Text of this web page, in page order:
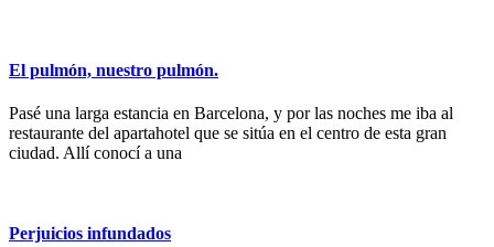
El pulmón, nuestro pulmón.
Pasé una larga estancia en Barcelona, y por las noches me iba al
restaurante del apartahotel que se sitúa en el centro de esta gran
ciudad. Allí conocí a una
Perjuicios infundados